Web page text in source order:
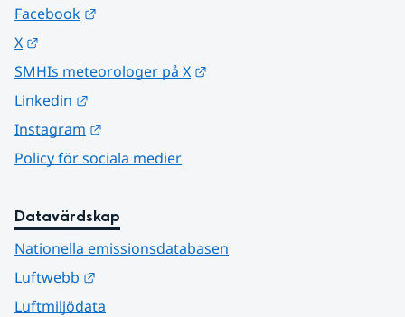
Facebook
X
SMHIs meteorologer på X
Linkedin
Instagram
Policy för sociala medier
Datavärdskap
Nationella emissionsdatabasen
Luftwebb
Luftmiljödata